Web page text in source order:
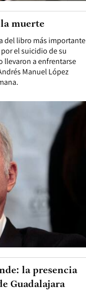
del libro más importante
el suicidio de su
llevaron a enfrentarse
Manuel López
muerte
la presencia
Guadalajara